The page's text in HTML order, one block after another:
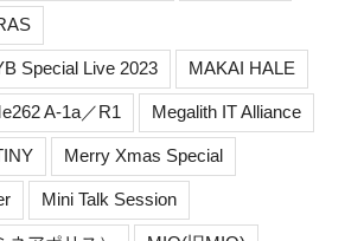
Special Live 2023 MAKAI HALE
A-1a／R1 Megalith IT Alliance
Merry Xmas Special
Mini Talk Session